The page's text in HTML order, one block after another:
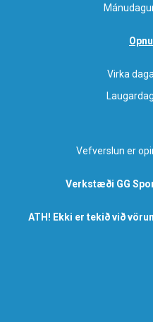
Virka
Vefverslun er
Verkstæði GG
ATH! Ekki er tekið við